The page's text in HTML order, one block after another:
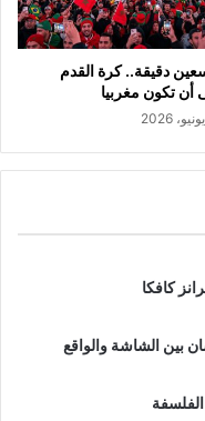
دقيقة.. كرة القدم
أن تكون مغربيا
كافكا
بين الشاشة والواقع